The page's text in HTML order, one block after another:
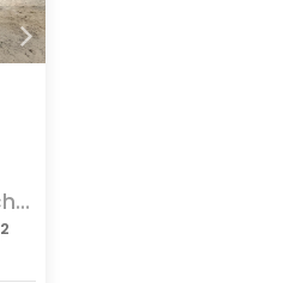
Powierzchnia
2